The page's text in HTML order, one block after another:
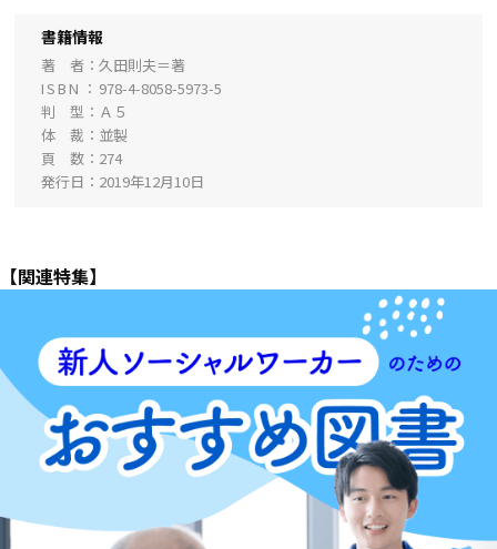
書籍情報
著 者
久田則夫＝著
ISBN
978-4-8058-5973-5
判 型
Ａ５
体 裁
並製
頁 数
274
発行日
2019年12月10日
【関連特集】